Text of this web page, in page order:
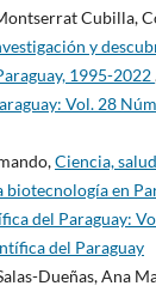
Cubilla,
y
1995-2022
Vol. 28
Ciencia,
biotecnología en
del Paraguay:
del Paraguay
Dueñas, Ana